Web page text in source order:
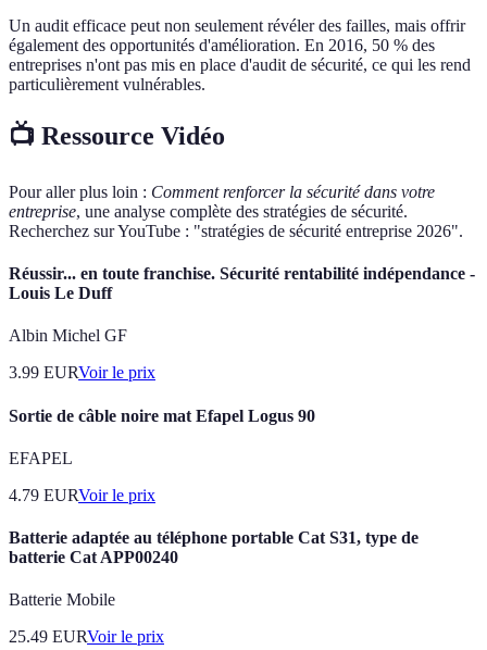
Un audit efficace peut non seulement révéler des failles, mais offrir
également des opportunités d'amélioration. En 2016, 50 % des
entreprises n'ont pas mis en place d'audit de sécurité, ce qui les rend
particulièrement vulnérables.
📺 Ressource Vidéo
Pour aller plus loin : Comment renforcer la sécurité dans votre
entreprise, une analyse complète des stratégies de sécurité.
Recherchez sur YouTube : "stratégies de sécurité entreprise 2026".
Réussir... en toute franchise. Sécurité rentabilité indépendance -
Louis Le Duff
Albin Michel GF
3.99 EURVoir le prix
Sortie de câble noire mat Efapel Logus 90
EFAPEL
4.79 EURVoir le prix
Batterie adaptée au téléphone portable Cat S31, type de
batterie Cat APP00240
Batterie Mobile
25.49 EURVoir le prix